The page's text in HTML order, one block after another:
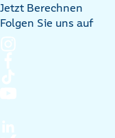
Jetzt Berechnen
Folgen Sie uns auf